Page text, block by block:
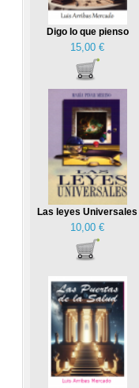
Digo lo que pienso
15,00 €
Las leyes Universales
10,00 €